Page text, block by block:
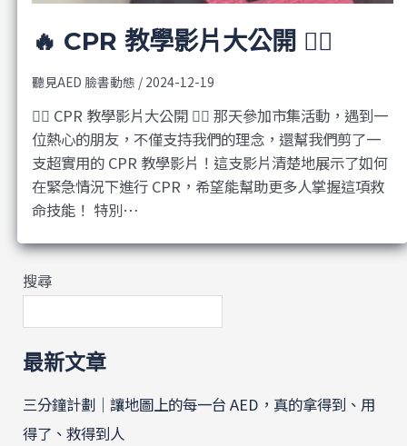
‍🔥 CPR 教學影片大公開 ❤️‍🔥
聽見AED 臉書動態 / 2024-12-19
❤️‍🔥 CPR 教學影片大公開 ❤️‍🔥 那天參加市集活動，遇到一
位熱心的朋友，不僅支持我們的理念，還幫我們剪了一
支超實用的 CPR 教學影片！這支影片清楚地展示了如何
在緊急情況下進行 CPR，希望能幫助更多人掌握這項救
命技能！ 特別…
搜尋
最新文章
三分鐘計劃｜讓地圖上的每一台 AED，真的拿得到、用
得了、救得到人